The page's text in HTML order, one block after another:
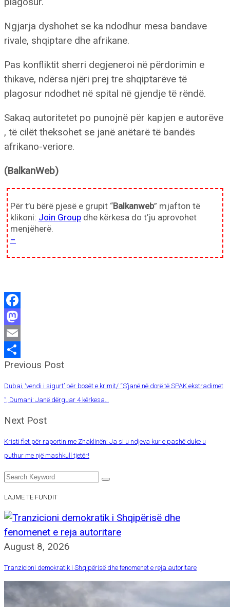
Ngjarja dyshohet se ka ndodhur mesa bandave
rivale, shqiptare dhe afrikane.
Pas konfliktit sherri degjeneroi në përdorimin e
thikave, ndërsa njëri prej tre shqiptarëve të
plagosur ndodhet në spital në gjendje të rëndë.
Sakaq autoritetet po punojnë për kapjen e autorëve
, të cilët theksohet se janë anëtarë të bandës
afrikano-veriore.
(BalkanWeb)
Për t’u bërë pjesë e grupit “Balkanweb” mjafton të
klikoni: Join Group dhe kërkesa do t’ju aprovohet
menjëherë.
–
Facebook
Mastodon
Email
Share
Previous Post
Dubai, ‘vendi i sigurt’ për bosët e krimit/ “S’janë në dorë të SPAK ekstradimet
”, Dumani: Janë dërguar 4 kërkesa…
Next Post
Kristi flet për raportin me Zhaklinën: Ja si u ndjeva kur e pashë duke u
puthur me një mashkull tjetër!
LAJME TË FUNDIT
August 8, 2026
Tranzicioni demokratik i Shqipërisë dhe fenomenet e reja autoritare